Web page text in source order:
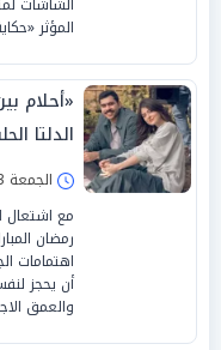
المؤثر
«أحلام
الدلتا
الجمعة 13/مارس/2026 - 05:02 م
مع اشتعال
اهتمامات
أن يحجز
والعمق